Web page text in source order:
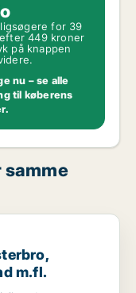
for 39
449 kroner
på knappen
nu – se alle
til køberens
samme
eller
m.fl.